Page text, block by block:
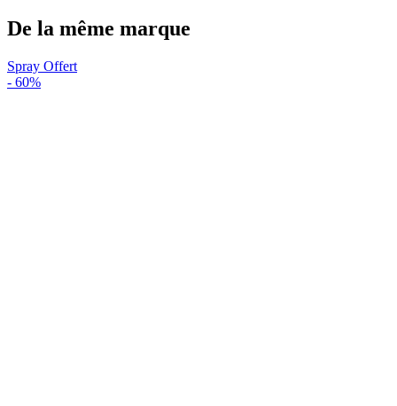
De la même marque
Spray Offert
- 60%